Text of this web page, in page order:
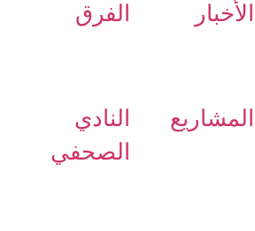
الأخبار الفرق
المشاريع
النادي
الصحفي